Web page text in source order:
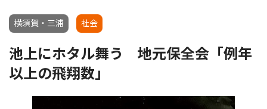
横須賀・三浦 社会
池上にホタル舞う 地元保全会「例年
以上の飛翔数」